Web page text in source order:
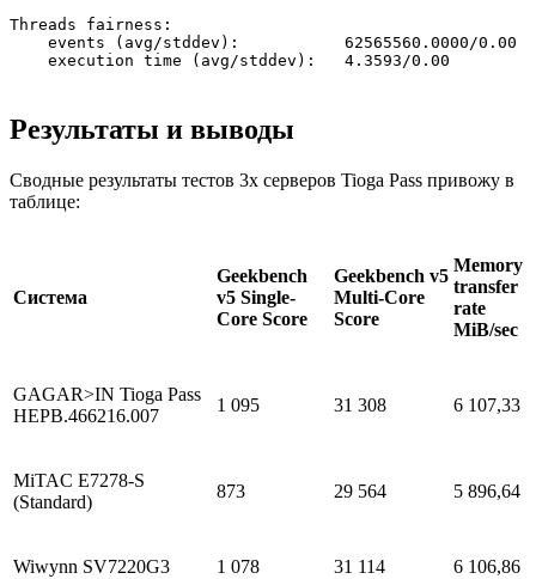
Threads fairness:
    events (avg/stddev):           62565560.0000/0.00
Результаты и выводы
Сводные результаты тестов 3х серверов Tioga Pass привожу в
таблице:
Система
Geekbench
v5 Single-
Core Score
Geekbench v5
Multi-Core
Score
Memory
transfer
rate
MiB/sec
GAGAR>IN Tioga Pass
HEPB.466216.007
1 095 31 308 6 107,33
MiTAC E7278-S
(Standard)
873 29 564 5 896,64
Wiwynn SV7220G3 1 078 31 114 6 106,86